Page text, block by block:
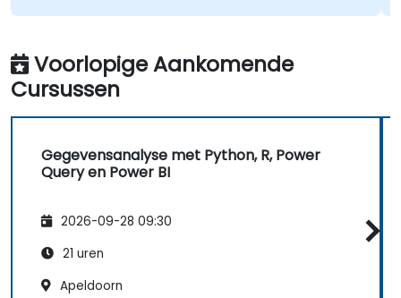
Voorlopige Aankomende
Cursussen
Gegevensanalyse met Python, R, Power
Query en Power BI
2026-09-28 09:30
21 uren
Apeldoorn